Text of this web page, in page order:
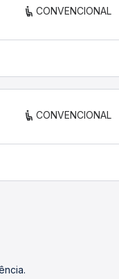
CONVENCIONAL
CONVENCIONAL